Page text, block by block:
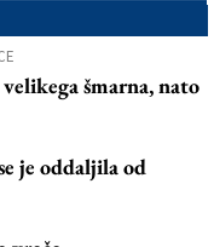
šmarna, nato
je oddaljila od